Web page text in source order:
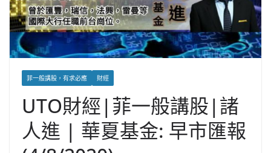
菲一般講股，有求必應 財經
UTO財經|菲一般講股|諸
人進 | 華夏基金: 早市匯報